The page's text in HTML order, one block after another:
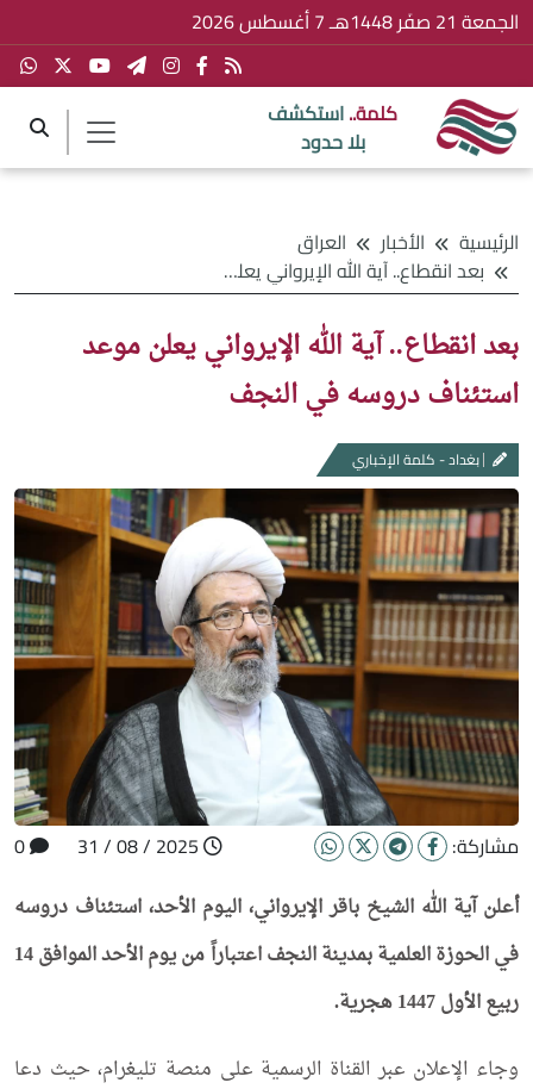
الجمعة 21 صفَر 1448هـ 7 أغسطس 2026
كلمة..استكشف
بلا حدود
الرئيسية الأخبار
العراق
بعد انقطاع.. آية الله الإيرواني يعلن موعد استئناف دروسه في النجف
بعد انقطاع.. آية الله الإيرواني يعلن موعد
استئناف دروسه في النجف
بغداد - كلمة الإخباري
مشاركة:
أعلن آية الله الشيخ باقر الإيرواني، اليوم الأحد، استئناف دروسه
في الحوزة العلمية بمدينة النجف اعتباراً من يوم الأحد الموافق 14
ربيع الأول 1447 هجرية.
وجاء الإعلان عبر القناة الرسمية على منصة تليغرام، حيث دعا